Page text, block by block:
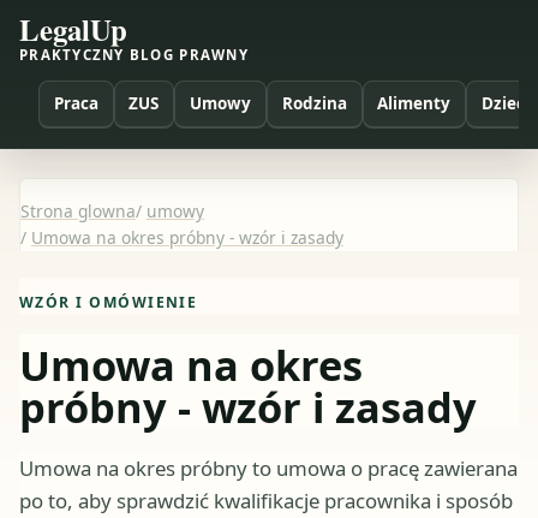
LegalUp
PRAKTYCZNY BLOG PRAWNY
Praca ZUS Umowy Rodzina Alimenty Dzieci
Strona glowna/ umowy
/ Umowa na okres próbny - wzór i zasady
WZÓR I OMÓWIENIE
Umowa na okres
próbny - wzór i zasady
Umowa na okres próbny to umowa o pracę zawierana
po to, aby sprawdzić kwalifikacje pracownika i sposób